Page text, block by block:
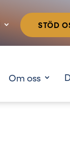
STÖD
Om oss